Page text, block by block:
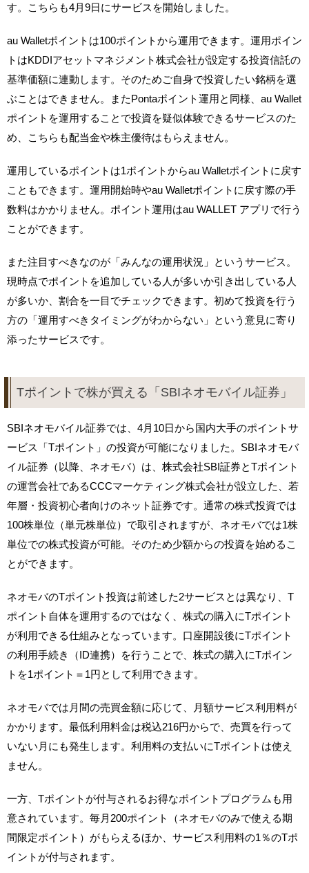
す。こちらも4月9日にサービスを開始しました。
au Walletポイントは100ポイントから運用できます。運用ポイン
トはKDDIアセットマネジメント株式会社が設定する投資信託の
基準価額に連動します。そのためご自身で投資したい銘柄を選
ぶことはできません。またPontaポイント運用と同様、au Wallet
ポイントを運用することで投資を疑似体験できるサービスのた
め、こちらも配当金や株主優待はもらえません。
運用しているポイントは1ポイントからau Walletポイントに戻す
こともできます。運用開始時やau Walletポイントに戻す際の手
数料はかかりません。ポイント運用はau WALLET アプリで行う
ことができます。
また注目すべきなのが「みんなの運用状況」というサービス。
現時点でポイントを追加している人が多いか引き出している人
が多いか、割合を一目でチェックできます。初めて投資を行う
方の「運用すべきタイミングがわからない」という意見に寄り
添ったサービスです。
Tポイントで株が買える「SBIネオモバイル証券」
SBIネオモバイル証券では、4月10日から国内大手のポイントサ
ービス「Tポイント」の投資が可能になりました。SBIネオモバ
イル証券（以降、ネオモバ）は、株式会社SBI証券とTポイント
の運営会社であるCCCマーケティング株式会社が設立した、若
年層・投資初心者向けのネット証券です。通常の株式投資では
100株単位（単元株単位）で取引されますが、ネオモバでは1株
単位での株式投資が可能。そのため少額からの投資を始めるこ
とができます。
ネオモバのTポイント投資は前述した2サービスとは異なり、T
ポイント自体を運用するのではなく、株式の購入にTポイント
が利用できる仕組みとなっています。口座開設後にTポイント
の利用手続き（ID連携）を行うことで、株式の購入にTポイン
トを1ポイント＝1円として利用できます。
ネオモバでは月間の売買金額に応じて、月額サービス利用料が
かかります。最低利用料金は税込216円からで、売買を行って
いない月にも発生します。利用料の支払いにTポイントは使え
ません。
一方、Tポイントが付与されるお得なポイントプログラムも用
意されています。毎月200ポイント（ネオモバのみで使える期
間限定ポイント）がもらえるほか、サービス利用料の1％のTポ
イントが付与されます。